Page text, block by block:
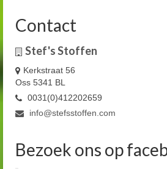
Contact
Stef's Stoffen
Kerkstraat 56
Oss 5341 BL
0031(0)412202659
info@stefsstoffen.com
Bezoek ons op